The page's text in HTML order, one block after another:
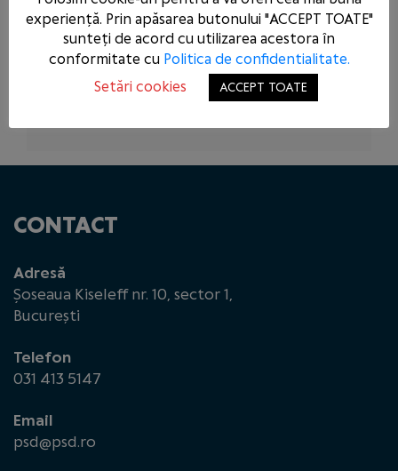
PE CONDAMNATUL DOMINIC FRITZ
PSD A REZOLVAT ASTĂZI ÎN
REZOLVA GUVERNUL DEMIS PRIN
CONTACT
Adresă
Șoseaua Kiseleff nr. 10, sector 1,
București
Telefon
031 413 5147
Email
psd@psd.ro
experiență. Prin apăsarea butonului "ACCEPT TOATE"
sunteți de acord cu utilizarea acestora în
conformitate cu Politica de confidentialitate.
Setări cookies
ACCEPT TOATE